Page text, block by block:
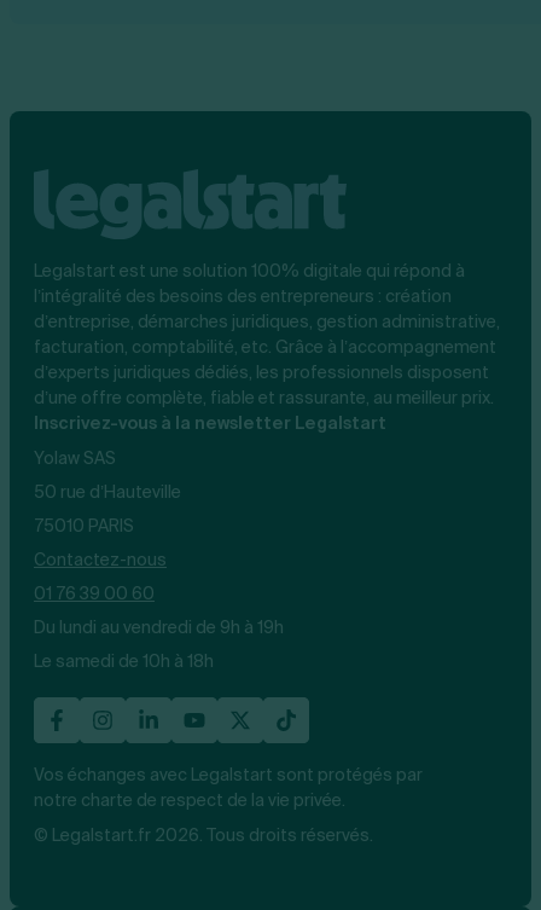
Legalstart est une solution 100% digitale qui répond à
l’intégralité des besoins des entrepreneurs : création
d’entreprise, démarches juridiques, gestion administrative,
facturation, comptabilité, etc. Grâce à l’accompagnement
d’experts juridiques dédiés, les professionnels disposent
d’une offre complète, fiable et rassurante, au meilleur prix.
Inscrivez-vous à la newsletter Legalstart
Yolaw SAS
50 rue d’Hauteville
75010 PARIS
Contactez-nous
01 76 39 00 60
Du lundi au vendredi de 9h à 19h
Le samedi de 10h à 18h
Vos échanges avec Legalstart sont protégés par
notre charte de respect de la vie privée.
© Legalstart.fr 2026. Tous droits réservés.